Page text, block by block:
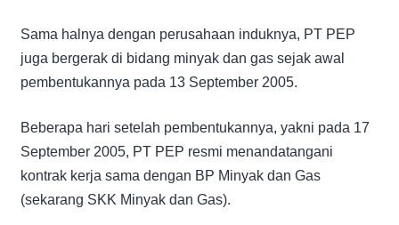
Sama halnya dengan perusahaan induknya, PT PEP
juga bergerak di bidang minyak dan gas sejak awal
pembentukannya pada 13 September 2005.
Beberapa hari setelah pembentukannya, yakni pada 17
September 2005, PT PEP resmi menandatangani
kontrak kerja sama dengan BP Minyak dan Gas
(sekarang SKK Minyak dan Gas).